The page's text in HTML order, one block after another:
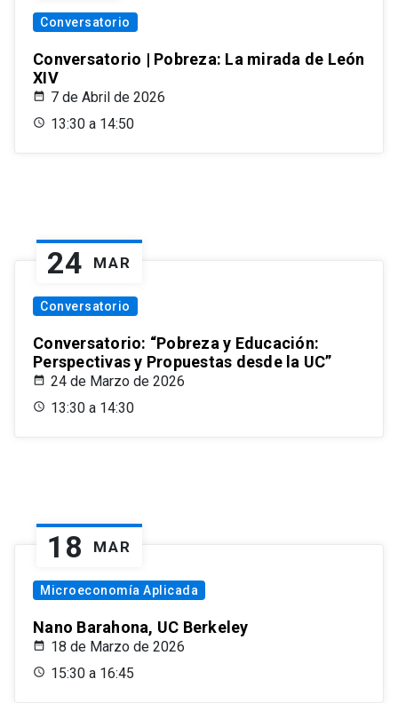
Conversatorio
Conversatorio | Pobreza: La mirada de León
XIV
7 de Abril de 2026
13:30 a 14:50
24 MAR
Conversatorio
Conversatorio: “Pobreza y Educación:
Perspectivas y Propuestas desde la UC”
24 de Marzo de 2026
13:30 a 14:30
18 MAR
Microeconomía Aplicada
Nano Barahona, UC Berkeley
18 de Marzo de 2026
15:30 a 16:45